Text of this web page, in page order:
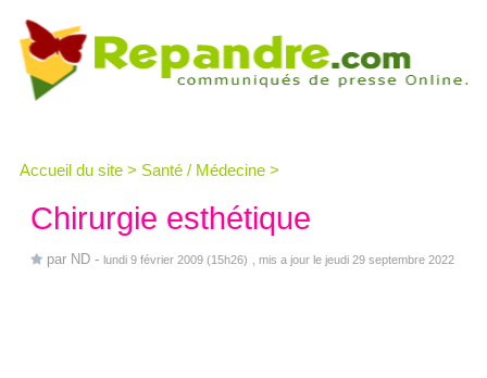
Accueil du site > Santé / Médecine >
Chirurgie esthétique
par ND - lundi 9 février 2009 (15h26) , mis a jour le jeudi 29 septembre 2022